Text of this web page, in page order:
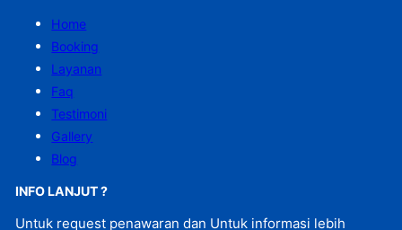
Home
Booking
Layanan
Faq
Testimoni
Gallery
Blog
INFO LANJUT ?
Untuk request penawaran dan Untuk informasi lebih